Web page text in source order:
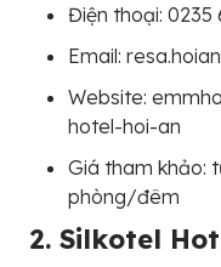
Điện thoại: 0235
Email:
Website:
hotel-hoi-an
Giá tham khảo:
phòng/đêm
2. Silkotel